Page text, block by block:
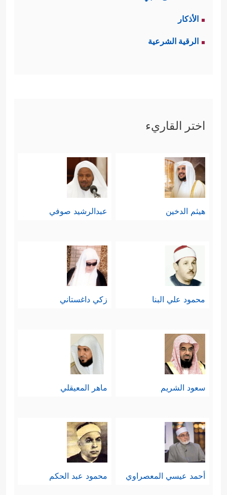
الأذكار
الرقية الشرعية
اختر القاريء
هيثم الدخين عبدالرشيد صوفي
محمود علي البنا زكي داغستاني
سعود الشريم ماهر المعيقلي
أحمد عيسي المعصراوي محمود عبد الحكم